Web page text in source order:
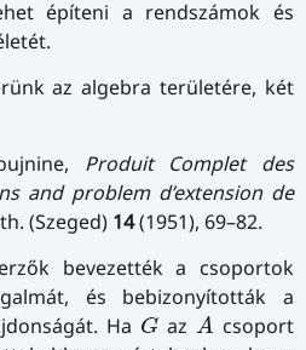
építeni a rendszámok és
az algebra területére, két
Produit Complet des
and problem d’extension de
(Szeged) 14(1951), 69–82.
bevezették a csoportok
és bebizonyították a
Ha G
G az A
A csoport